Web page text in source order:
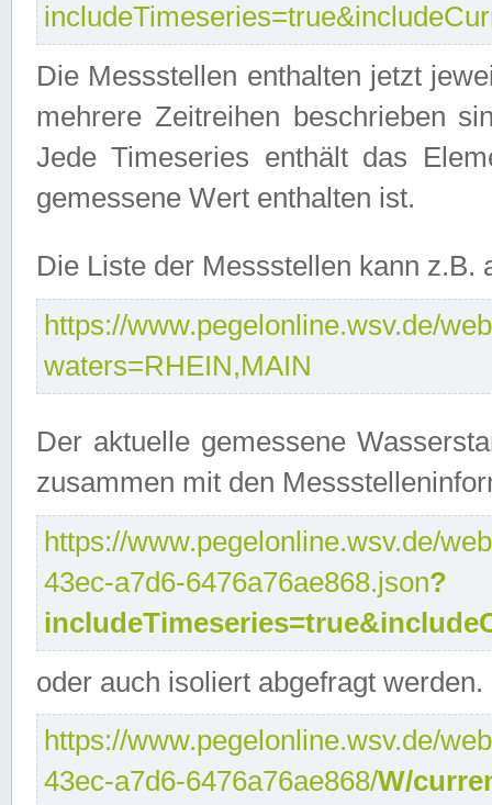
Die Messstellen enthalten jetzt
mehrere Zeitreihen beschrieben
Jede Timeseries enthält das
gemessene Wert enthalten ist.
Die Liste der Messstellen kann
https://www.pegelonline.wsv.de/
waters=RHEIN,MAIN
Der aktuelle gemessene
zusammen mit den
https://www.pegelonline.wsv.de/
43ec-a7d6-6476a76ae868.json?
oder auch isoliert abgefragt werden.
https://www.pegelonline.wsv.de/
43ec-a7d6-6476a76ae868/W/